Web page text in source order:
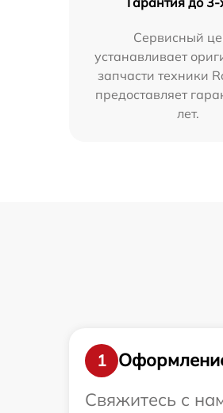
Сервисный
устанавливает
запчасти техники
предоставляет
лет.
1
Свяжитесь с